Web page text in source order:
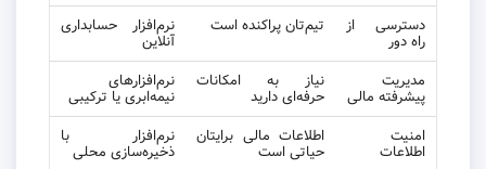
دسترسی از
راه دور
تیم‌تان پراکنده است نرم‌افزار حسابداری
آنلاین
مدیریت
پیشرفته مالی
نیاز به امکانات
حرفه‌ای دارید
نرم‌افزارهای
نیمه‌ابری یا ترکیبی
امنیت
اطلاعات
اطلاعات مالی برایتان
حیاتی است
نرم‌افزار با
ذخیره‌سازی محلی